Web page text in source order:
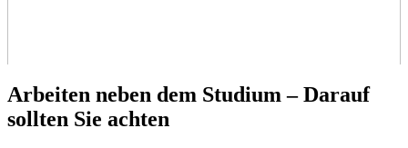
Arbeiten neben dem Studium – Darauf
sollten Sie achten